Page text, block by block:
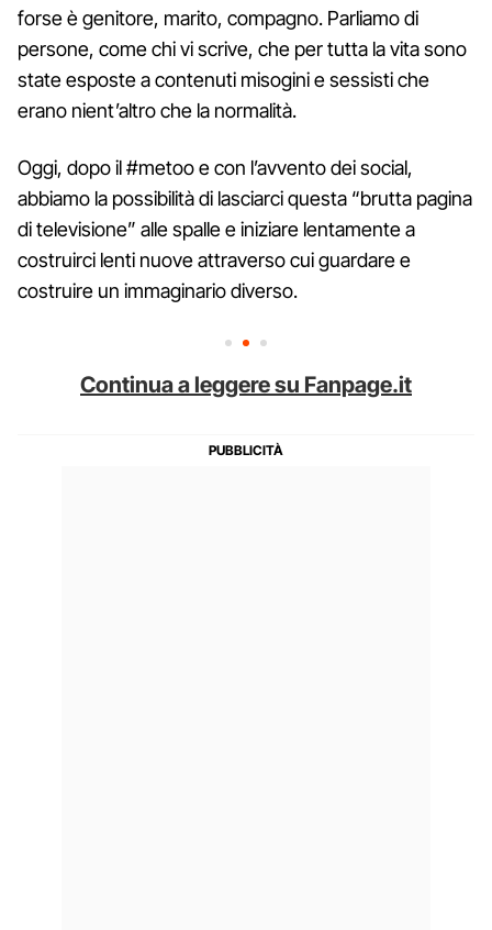
forse è genitore, marito, compagno. Parliamo di
persone, come chi vi scrive, che per tutta la vita sono
state esposte a contenuti misogini e sessisti che
erano nient’altro che la normalità.
Oggi, dopo il #metoo e con l’avvento dei social,
abbiamo la possibilità di lasciarci questa “brutta pagina
di televisione” alle spalle e iniziare lentamente a
costruirci lenti nuove attraverso cui guardare e
costruire un immaginario diverso.
Continua a leggere su Fanpage.it